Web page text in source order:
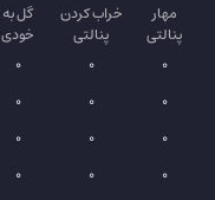
مهار
پنالتی
خراب کردن
پنالتی
گل به
خودی
0
0
0
0
0
0
0
0
0
0
0
0